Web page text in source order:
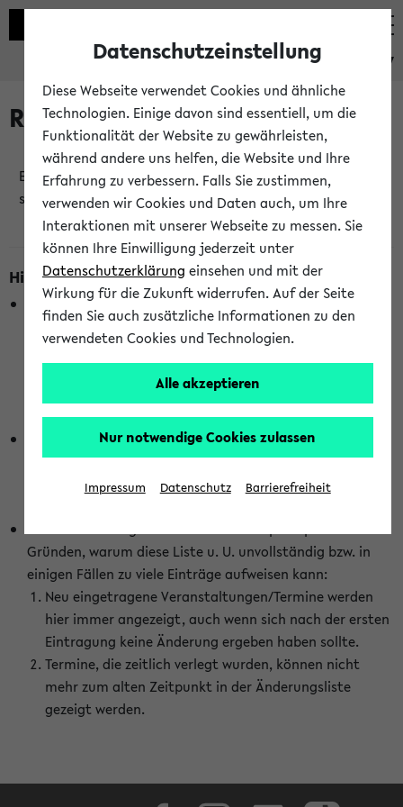
eKVV
Raumänderungen
Es wurden keine Raumänderungen an jetzt
stattfindenden Veranstaltungen gefunden!
Hinweise zur Liste der Raumänderungen
In dieser Liste werden nur Veranstaltungstermine
berücksichtigt, die gerade oder innerhalb der nächsten 2
Stunden stattfinden. Berücksichtigt werden nur Termine,
wurden. Die Anzeige ist semesterübergreifend und nicht
abhängig vom im eKVV gewählten Semester.
Die hier gezeigte Liste von Raumänderungen kann nur
vollständig sein, wenn den Fakultäten von den Lehrenden
die Änderungen zeitnah mitgeteilt und diese Änderungen
Gründen, warum diese Liste u. U. unvollständig bzw. in
einigen Fällen zu viele Einträge aufweisen kann:
Neu eingetragene Veranstaltungen/Termine werden
hier immer angezeigt, auch wenn sich nach der ersten
Eintragung keine Änderung ergeben haben sollte.
Termine, die zeitlich verlegt wurden, können nicht
mehr zum alten Zeitpunkt in der Änderungsliste
gezeigt werden.
Datenschutzeinstellung
Diese Webseite verwendet Cookies und ähnliche
Technologien. Einige davon sind essentiell, um die
Funktionalität der Website zu gewährleisten,
während andere uns helfen, die Website und Ihre
Erfahrung zu verbessern. Falls Sie zustimmen,
verwenden wir Cookies und Daten auch, um Ihre
Interaktionen mit unserer Webseite zu messen. Sie
können Ihre Einwilligung jederzeit unter
Datenschutzerklärung einsehen und mit der
Wirkung für die Zukunft widerrufen. Auf der Seite
finden Sie auch zusätzliche Informationen zu den
verwendeten Cookies und Technologien.
Alle akzeptieren
Nur notwendige Cookies zulassen
Impressum Datenschutz Barrierefreiheit